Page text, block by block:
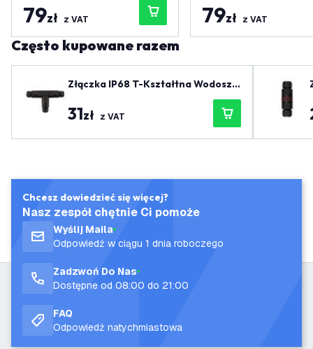
79zł z VAT 79zł z VAT
Często kupowane razem
Złączka IP68 T-Kształtna Wodoszc
31zł z VAT
Chcesz dowiedzieć się więcej?
Nasz zespół chętnie Ci pomoże
Wyślij Maila
Odpowiedź w ciągu 1 dnia roboczego
Zadzwoń Do Nas
Dostępne od 08:00 do 21:00
FAQ
Odpowiedź natychmiastowa